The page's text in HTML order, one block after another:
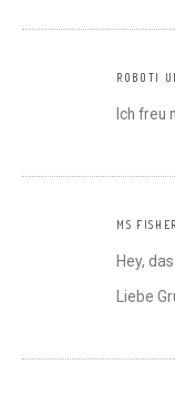
ROBOTI
Ich freu
MS FISHER
Hey,
Liebe